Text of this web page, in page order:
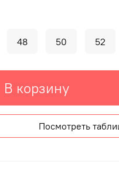
В корзину
48 50 52
Посмотреть